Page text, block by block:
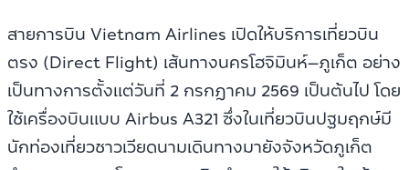
สายการบิน Vietnam Airlines เปิดให้บริการเที่ยวบิน
ตรง (Direct Flight) เส้นทางนครโฮจิมินห์–ภูเก็ต อย่าง
เป็นทางการตั้งแต่วันที่ 2 กรกฎาคม 2569 เป็นต้นไป โดย
ใช้เครื่องบินแบบ Airbus A321 ซึ่งในเที่ยวบินปฐมฤกษ์มี
นักท่องเที่ยวชาวเวียดนามเดินทางมายังจังหวัดภูเก็ต